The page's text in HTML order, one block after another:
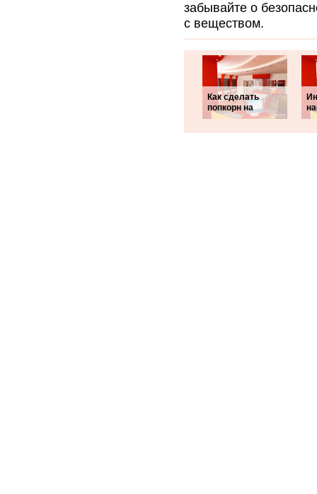
забывайте о
с веществом.
Как сделать
попкорн на